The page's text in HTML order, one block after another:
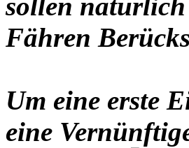
sollen natürlich
Fähren
Um eine erste
eine